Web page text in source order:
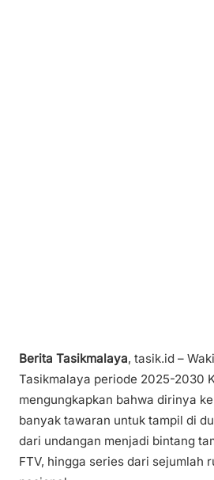
Berita Tasikmalaya, tasik.id –
Tasikmalaya periode 2025-2030
mengungkapkan bahwa dirinya
banyak tawaran untuk tampil di
dari undangan menjadi bintang
FTV, hingga series dari sejumlah